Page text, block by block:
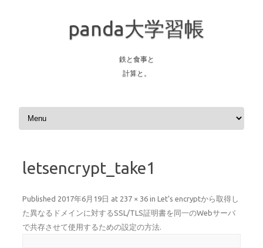
panda大学習帳
鉄と食事と
計算と。
Skip to content
letsencrypt_take1
Published 2017年6月19日 at 237 × 36 in Let’s encryptから取得し
た異なるドメインに対するSSL/TLS証明書を同一のWebサーバ
で共存させて使用するための設定の方法.